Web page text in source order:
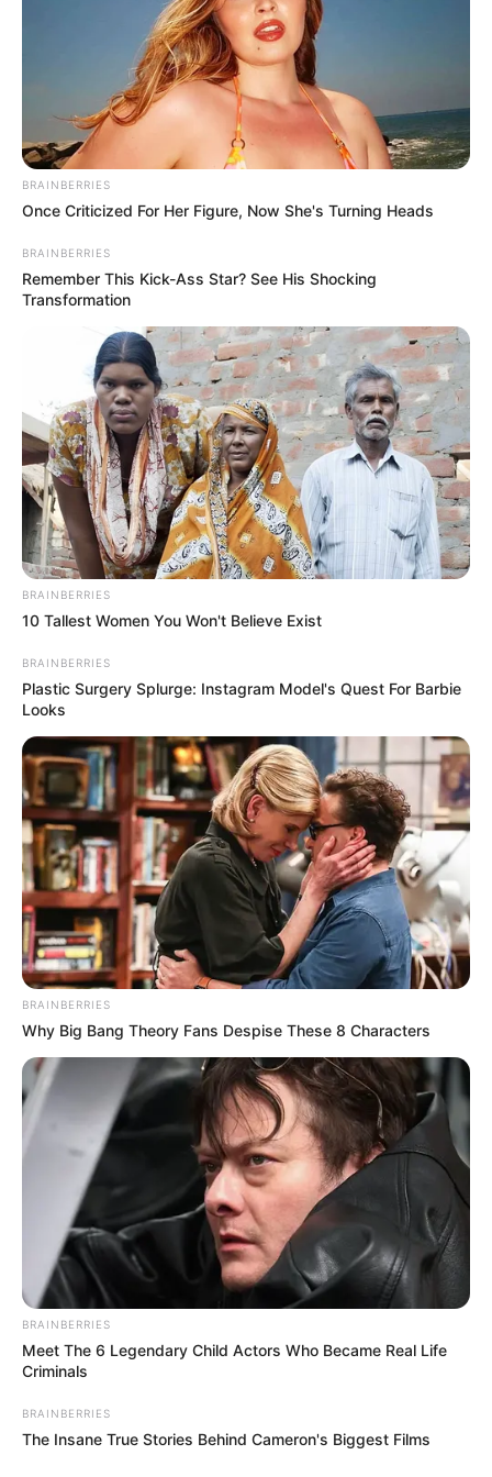
noivos. Às vezes um mesmo tipo de lembrancinha
pode ter variações absurdas de preço,
simplesmente pela mudança nos materiais.
Faça você mesma
suas próprias lembrancinhas. Vale ainda pedir
ajuda para pessoas da família e amigos na
confecção das lembrancinhas, e quanto mais
gente envolvida, melhor, já que você estará
cuidando de outros detalhes também muito
importantes.
Abaixo listamos5 lembrancinhasmuito lindas e
fáceis de fazer, e o melhor: as opções mais
baratas para o seu casamento. Você vai se
encantar com as alternativas e seus convidados
nunca imaginarão que custaram tão pouco! Veja
outras opções de lembrancinhas para casamento
já mostradas aqui na Revista Artesanato.
5º Sachê perfumado
BRAINBERRIES
Once Criticized For Her Figure, Now She's Turning Heads
BRAINBERRIES
Remember This Kick-Ass Star? See His Shocking
Transformation
BRAINBERRIES
10 Tallest Women You Won't Believe Exist
BRAINBERRIES
Plastic Surgery Splurge: Instagram Model's Quest For Barbie
Looks
BRAINBERRIES
Why Big Bang Theory Fans Despise These 8 Characters
BRAINBERRIES
Meet The 6 Legendary Child Actors Who Became Real Life
Criminals
BRAINBERRIES
The Insane True Stories Behind Cameron's Biggest Films